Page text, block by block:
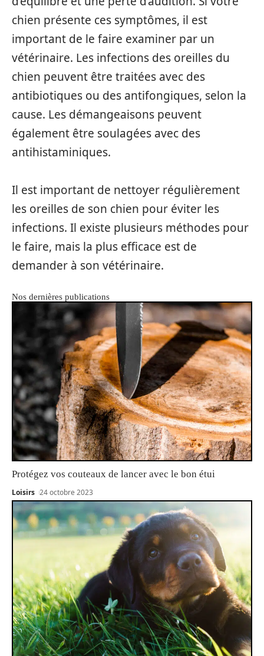
chien présente ces symptômes, il est
important de le faire examiner par un
vétérinaire. Les infections des oreilles du
chien peuvent être traitées avec des
antibiotiques ou des antifongiques, selon la
cause. Les démangeaisons peuvent
également être soulagées avec des
antihistaminiques.
Il est important de nettoyer régulièrement
les oreilles de son chien pour éviter les
infections. Il existe plusieurs méthodes pour
le faire, mais la plus efficace est de
demander à son vétérinaire.
Nos dernières publications
Protégez vos couteaux de lancer avec le bon étui
Loisirs 24 octobre 2023